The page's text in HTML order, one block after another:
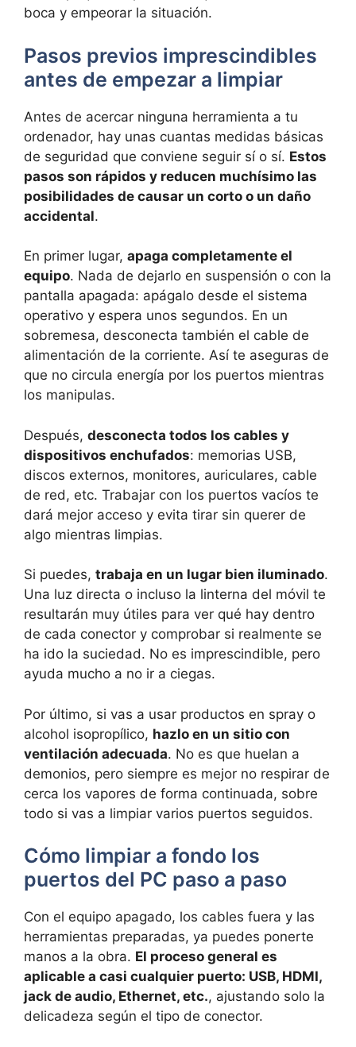
boca y empeorar la situación.
Pasos previos imprescindibles
antes de empezar a limpiar
Antes de acercar ninguna herramienta a tu
ordenador, hay unas cuantas medidas básicas
de seguridad que conviene seguir sí o sí. Estos
pasos son rápidos y reducen muchísimo las
posibilidades de causar un corto o un daño
accidental.
En primer lugar, apaga completamente el
equipo. Nada de dejarlo en suspensión o con la
pantalla apagada: apágalo desde el sistema
operativo y espera unos segundos. En un
sobremesa, desconecta también el cable de
alimentación de la corriente. Así te aseguras de
que no circula energía por los puertos mientras
los manipulas.
Después, desconecta todos los cables y
dispositivos enchufados: memorias USB,
discos externos, monitores, auriculares, cable
de red, etc. Trabajar con los puertos vacíos te
dará mejor acceso y evita tirar sin querer de
algo mientras limpias.
Si puedes, trabaja en un lugar bien iluminado.
Una luz directa o incluso la linterna del móvil te
resultarán muy útiles para ver qué hay dentro
de cada conector y comprobar si realmente se
ha ido la suciedad. No es imprescindible, pero
ayuda mucho a no ir a ciegas.
Por último, si vas a usar productos en spray o
alcohol isopropílico, hazlo en un sitio con
ventilación adecuada. No es que huelan a
demonios, pero siempre es mejor no respirar de
cerca los vapores de forma continuada, sobre
todo si vas a limpiar varios puertos seguidos.
Cómo limpiar a fondo los
puertos del PC paso a paso
Con el equipo apagado, los cables fuera y las
herramientas preparadas, ya puedes ponerte
manos a la obra. El proceso general es
aplicable a casi cualquier puerto: USB, HDMI,
jack de audio, Ethernet, etc., ajustando solo la
delicadeza según el tipo de conector.